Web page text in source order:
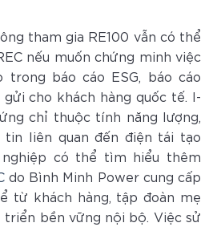
tham gia RE100 vẫn có thể
nếu muốn chứng minh việc
báo cáo ESG, báo cáo
cho khách hàng quốc tế. I-
chỉ thuộc tính năng lượng,
tin liên quan đến điện tái tạo
có thể tìm hiểu thêm
do Bình Minh Power cung cấp
từ khách hàng, tập đoàn mẹ
triển bền vững nội bộ. Việc sử